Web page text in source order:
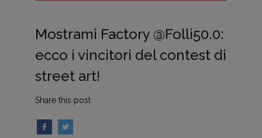
Mostrami Factory @Folli50.0:
ecco i vincitori del contest di
street art!
Share this post